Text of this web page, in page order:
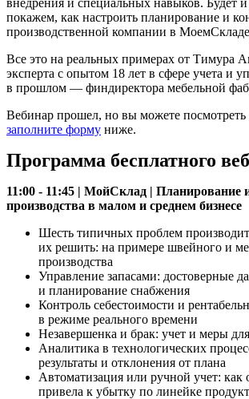
покажем, как настроить планирование и
производственной компании в
Все это на реальных примерах от Тимура
эксперта с опытом 18 лет в сфере учета и
в прошлом — финдиректора мебельной
Вебинар прошел, но вы можете посмотреть
заполните форму ниже.
Программа бесплатного
11:00 - 11:45 | МойСклад | Планирование
производства в малом и среднем бизнесе
Шесть типичных проблем
их решить: на примере швейного и
производства
Управление запасами: достоверные
и планирование снабжения
Контроль себестоимости и
в режиме реального времени
Незавершенка и брак: учет и меры
Аналитика в технологических
результаты и отклонения от плана
Автоматизация или ручной учет: как
привела к убытку по линейке